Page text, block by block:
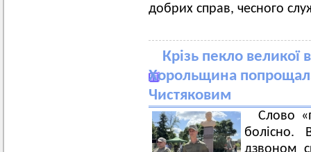
добрих справ, чесного
Крізь пекло великої
Хорольщина
Чистяковим
Слово
болісно.
дзвоном